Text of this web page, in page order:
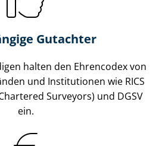
Gutachter
halten den Ehrencodex von
und Institutionen wie RICS
Surveyors) und DGSV
ein.